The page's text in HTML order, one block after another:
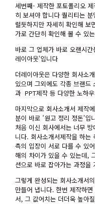
세번째- 제작한 포토폴리오
히 보셔야 합니다 퀄리티는
럴듯하지만 자세히 확인해 보
가로 간단히 확인해 볼 수 있
바로 그 업체가 바로 오랜시
레이아웃'입니다
더레이아웃은 다양한 회사소
있으며 그외에도 각종 브랜드
과 PPT제작 등 다양한 노하
마지막으로 회사소개서 제작
분이 바로 '원고 정리 정돈'입
처음 이신 회사에서는 너무
니다. 회사소개서제작을 하는
측의 입장이 서로 다를 수 있
해의 차이가 있을 수 있는데,
션으로 바로 잡아가는 과정을
그렇게 완성되는 회사소개서
만들어 냅니다. 한번 제작하
서, 그 값어치는 더더욱 높아